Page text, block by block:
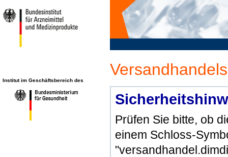
Institut im Geschäftsbereich des
Prüfen Sie bitte, ob
einem Schloss-